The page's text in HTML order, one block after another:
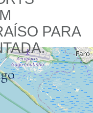
PARA